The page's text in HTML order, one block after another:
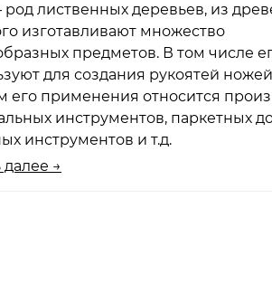
род лиственных деревьев, из
изготавливают множество
предметов. В том числе
для создания рукоятей
его применения относится
инструментов, паркетных
инструментов и т.д.
далее →